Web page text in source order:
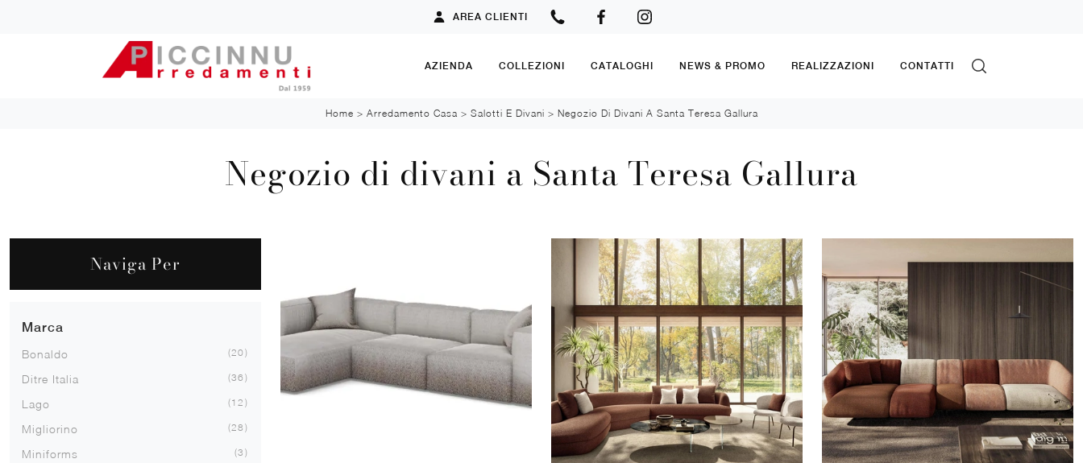
AREA CLIENTI
AZIENDA COLLEZIONI CATALOGHI NEWS & PROMO REALIZZAZIONI CONTATTI
Home > Arredamento Casa > Salotti E Divani > Negozio Di Divani A Santa Teresa Gallura
Negozio di divani a Santa Teresa Gallura
Naviga Per
Marca
Bonaldo 20
Ditre Italia 36
Lago 12
Migliorino 28
Miniforms 3